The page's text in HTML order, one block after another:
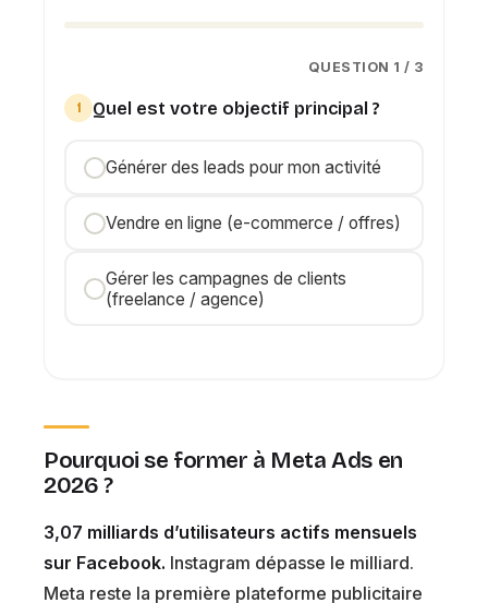
QUESTION 1 / 3
1 Quel est votre objectif principal ?
Générer des leads pour mon activité
Vendre en ligne (e-commerce / offres)
Gérer les campagnes de clients
(freelance / agence)
Pourquoi se former à Meta Ads en
2026 ?
3,07 milliards d’utilisateurs actifs mensuels
sur Facebook. Instagram dépasse le milliard.
Meta reste la première plateforme publicitaire